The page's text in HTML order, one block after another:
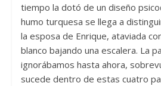
tiempo la dotó de un diseño
humo turquesa se llega a
la esposa de Enrique, ataviada
blanco bajando una escalera. La
ignorábamos hasta ahora,
sucede dentro de estas cuatro